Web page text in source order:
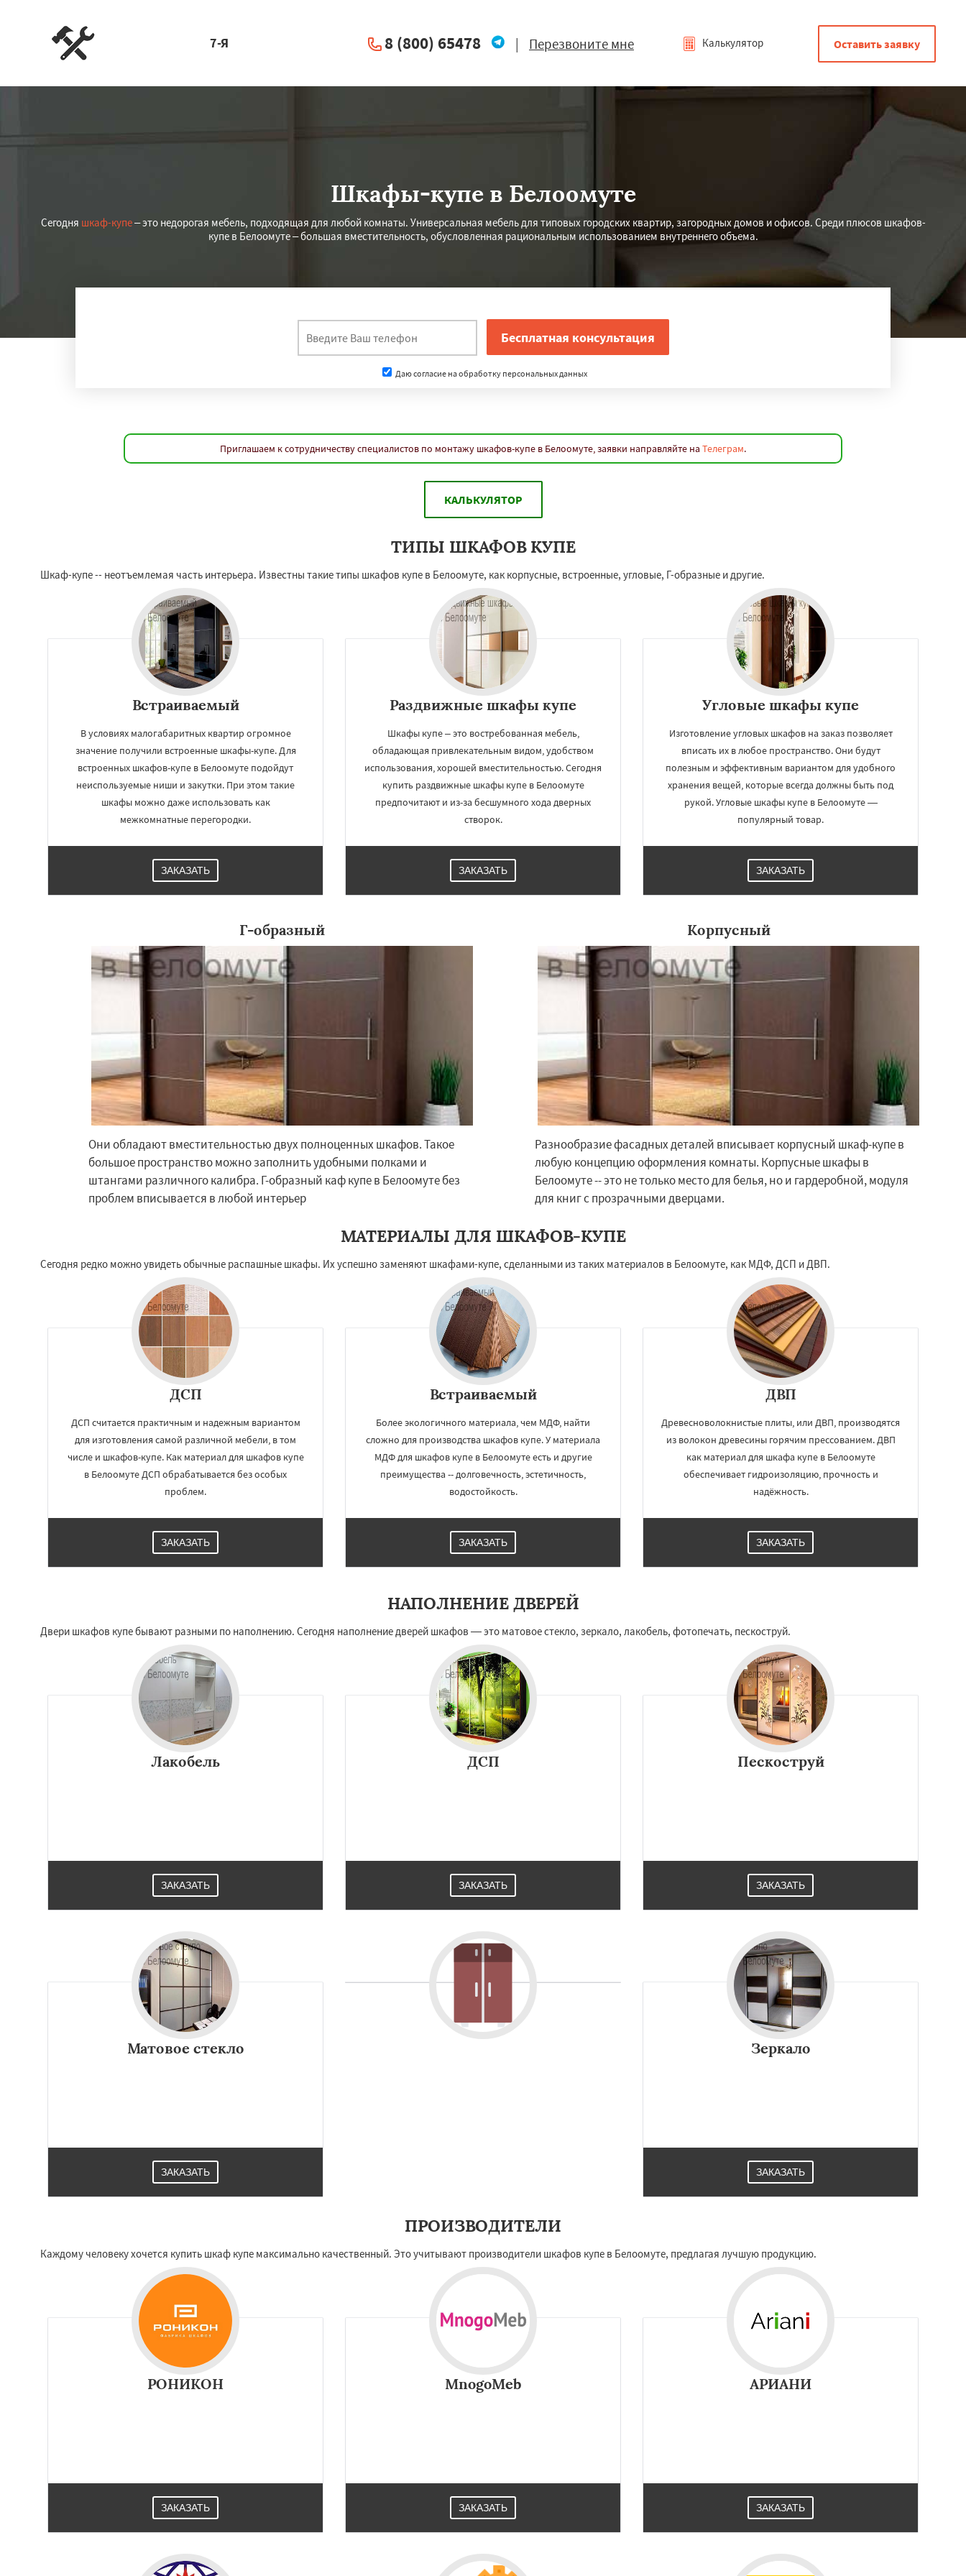
Работаем по
регионам
Большие Вяземы
Восход Деденево
Зеленоградск Измайлово Икша
7-Я 8 (800) 65478 | Перезвоните мне Калькулятор Оставить заявку
Шкафы-купе в Белоомуте
Сегодня шкаф-купе– это недорогая мебель, подходящая для любой комнаты. Универсальная мебель для типовых городских квартир, загородных домов и офисов. Среди плюсов шкафов-
купе в Белоомуте – большая вместительность, обусловленная рациональным использованием внутреннего объема.
Даю согласие на обработку персональных данных
Приглашаем к сотрудничеству специалистов по монтажу шкафов-купе в Белоомуте, заявки направляйте на Телеграм.
КАЛЬКУЛЯТОР
ТИПЫ ШКАФОВ КУПЕ
Шкаф-купе -- неотъемлемая часть интерьера. Известны такие типы шкафов купе в Белоомуте, как корпусные, встроенные, угловые, Г-образные и другие.
Встраиваемый
В условиях малогабаритных квартир огромное
значение получили встроенные шкафы-купе. Для
встроенных шкафов-купе в Белоомуте подойдут
неиспользуемые ниши и закутки. При этом такие
шкафы можно даже использовать как
межкомнатные перегородки.
ЗАКАЗАТЬ
Раздвижные шкафы купе
Шкафы купе – это востребованная мебель,
обладающая привлекательным видом, удобством
использования, хорошей вместительностью. Сегодня
купить раздвижные шкафы купе в Белоомуте
предпочитают и из-за бесшумного хода дверных
створок.
ЗАКАЗАТЬ
Угловые шкафы купе
Изготовление угловых шкафов на заказ позволяет
вписать их в любое пространство. Они будут
полезным и эффективным вариантом для удобного
хранения вещей, которые всегда должны быть под
рукой. Угловые шкафы купе в Белоомуте —
популярный товар.
ЗАКАЗАТЬ
Г-образный
Они обладают вместительностью двух полноценных шкафов. Такое
большое пространство можно заполнить удобными полками и
штангами различного калибра. Г-образный каф купе в Белоомуте без
проблем вписывается в любой интерьер
Корпусный
Разнообразие фасадных деталей вписывает корпусный шкаф-купе в
любую концепцию оформления комнаты. Корпусные шкафы в
Белоомуте -- это не только место для белья, но и гардеробной, модуля
для книг с прозрачными дверцами.
МАТЕРИАЛЫ ДЛЯ ШКАФОВ-КУПЕ
Сегодня редко можно увидеть обычные распашные шкафы. Их успешно заменяют шкафами-купе, сделанными из таких материалов в Белоомуте, как МДФ, ДСП и ДВП.
ДСП
ДСП считается практичным и надежным вариантом
для изготовления самой различной мебели, в том
числе и шкафов-купе. Как материал для шкафов купе
в Белоомуте ДСП обрабатывается без особых
проблем.
ЗАКАЗАТЬ
Встраиваемый
Более экологичного материала, чем МДФ, найти
сложно для производства шкафов купе. У материала
МДФ для шкафов купе в Белоомуте есть и другие
преимущества -- долговечность, эстетичность,
водостойкость.
ЗАКАЗАТЬ
ДВП
Древесноволокнистые плиты, или ДВП, производятся
из волокон древесины горячим прессованием. ДВП
как материал для шкафа купе в Белоомуте
обеспечивает гидроизоляцию, прочность и
надёжность.
ЗАКАЗАТЬ
НАПОЛНЕНИЕ ДВЕРЕЙ
Двери шкафов купе бывают разными по наполнению. Сегодня наполнение дверей шкафов — это матовое стекло, зеркало, лакобель, фотопечать, пескоструй.
Лакобель
ЗАКАЗАТЬ
ДСП
ЗАКАЗАТЬ
Пескоструй
ЗАКАЗАТЬ
Матовое стекло
ЗАКАЗАТЬ
Зеркало
ЗАКАЗАТЬ
ПРОИЗВОДИТЕЛИ
Каждому человеку хочется купить шкаф купе максимально качественный. Это учитывают производители шкафов купе в Белоомуте, предлагая лучшую продукцию.
РОНИКОН
ЗАКАЗАТЬ
MnogoMeb
ЗАКАЗАТЬ
АРИАНИ
ЗАКАЗАТЬ
УЗНАТЬ ПОДРОБНЕЕ ×
Даю согласие на обработку персональных данных